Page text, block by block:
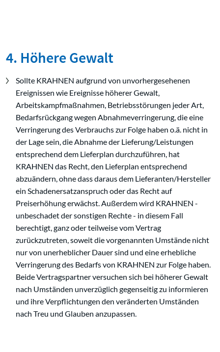
4. Höhere Gewalt
Sollte KRAHNEN aufgrund von unvorhergesehenen
Ereignissen wie Ereignisse höherer Gewalt,
Arbeitskampfmaßnahmen, Betriebsstörungen jeder Art,
Bedarfsrückgang wegen Abnahmeverringerung, die eine
Verringerung des Verbrauchs zur Folge haben o.ä. nicht in
der Lage sein, die Abnahme der Lieferung/Leistungen
entsprechend dem Lieferplan durchzuführen, hat
KRAHNEN das Recht, den Lieferplan entsprechend
abzuändern, ohne dass daraus dem Lieferanten/Hersteller
ein Schadenersatzanspruch oder das Recht auf
Preiserhöhung erwächst. Außerdem wird KRAHNEN -
unbeschadet der sonstigen Rechte - in diesem Fall
berechtigt, ganz oder teilweise vom Vertrag
zurückzutreten, soweit die vorgenannten Umstände nicht
nur von unerheblicher Dauer sind und eine erhebliche
Verringerung des Bedarfs von KRAHNEN zur Folge haben.
Beide Vertragspartner versuchen sich bei höherer Gewalt
nach Umständen unverzüglich gegenseitig zu informieren
und ihre Verpflichtungen den veränderten Umständen
nach Treu und Glauben anzupassen.